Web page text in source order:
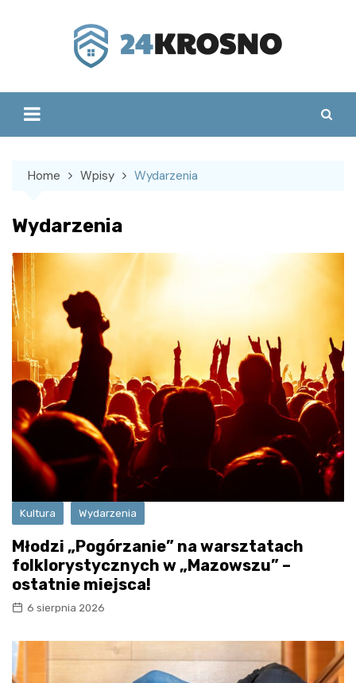
Home Wpisy Wydarzenia
Wydarzenia
Kultura Wydarzenia
Młodzi „Pogórzanie” na warsztatach
folklorystycznych w „Mazowszu” –
ostatnie miejsca!
6 sierpnia 2026